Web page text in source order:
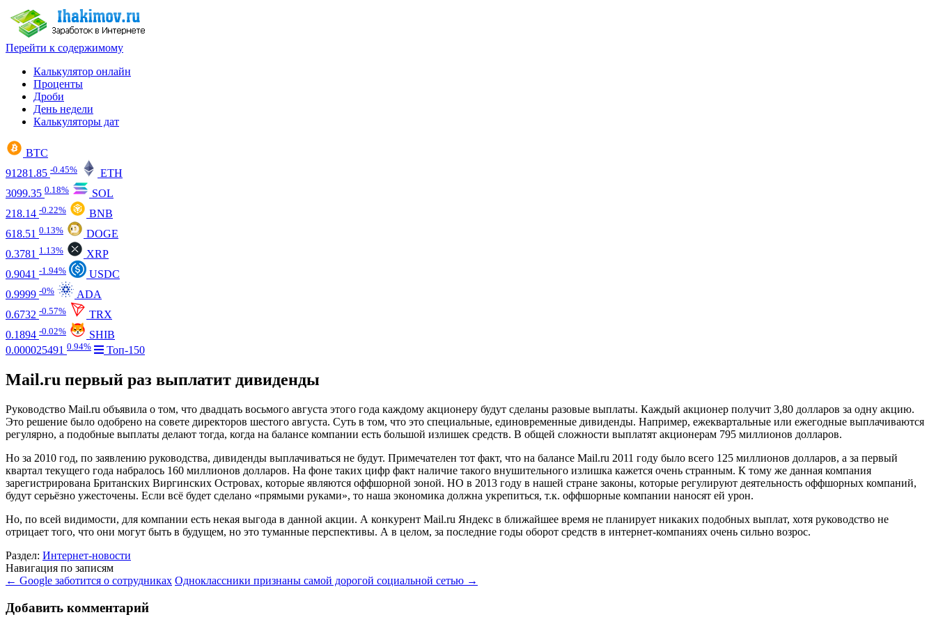
Перейти к содержимому
Калькулятор онлайн
Проценты
Дроби
День недели
Калькуляторы дат
BTC
91281.85 -0.45%
ETH
3099.35 0.18%
SOL
218.14 -0.22%
BNB
618.51 0.13%
DOGE
0.3781 1.13%
XRP
0.9041 -1.94%
USDC
0.9999 -0%
ADA
0.6732 -0.57%
TRX
0.1894 -0.02%
SHIB
0.000025491 0.94% Топ-150
Mail.ru первый раз выплатит дивиденды
Руководство Mail.ru объявила о том, что двадцать восьмого августа этого года каждому акционеру будут сделаны разовые выплаты. Каждый акционер получит 3,80 долларов за одну акцию.
Это решение было одобрено на совете директоров шестого августа. Суть в том, что это специальные, единовременные дивиденды. Например, ежеквартальные или ежегодные выплачиваются
регулярно, а подобные выплаты делают тогда, когда на балансе компании есть большой излишек средств. В общей сложности выплатят акционерам 795 миллионов долларов.
Но за 2010 год, по заявлению руководства, дивиденды выплачиваться не будут. Примечателен тот факт, что на балансе Mail.ru 2011 году было всего 125 миллионов долларов, а за первый
квартал текущего года набралось 160 миллионов долларов. На фоне таких цифр факт наличие такого внушительного излишка кажется очень странным. К тому же данная компания
зарегистрирована Британских Виргинских Островах, которые являются оффшорной зоной. НО в 2013 году в нашей стране законы, которые регулируют деятельность оффшорных компаний,
будут серьёзно ужесточены. Если всё будет сделано «прямыми руками», то наша экономика должна укрепиться, т.к. оффшорные компании наносят ей урон.
Но, по всей видимости, для компании есть некая выгода в данной акции. А конкурент Mail.ru Яндекс в ближайшее время не планирует никаких подобных выплат, хотя руководство не
отрицает того, что они могут быть в будущем, но это туманные перспективы. А в целом, за последние годы оборот средств в интернет-компаниях очень сильно возрос.
Раздел: Интернет-новости
Навигация по записям
← Google заботится о сотрудниках Одноклассники признаны самой дорогой социальной сетью →
Добавить комментарий